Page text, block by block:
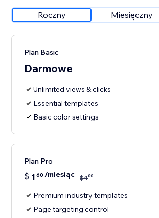
Roczny Miesięczny
Plan Basic
Darmowe
Unlimited views & clicks
Essential templates
Basic color settings
Plan Pro
$ 1 60 /miesiąc $400
Premium industry templates
Page targeting control